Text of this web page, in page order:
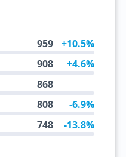
959 +10.5%
908 +4.6%
868
808 -6.9%
748 -13.8%